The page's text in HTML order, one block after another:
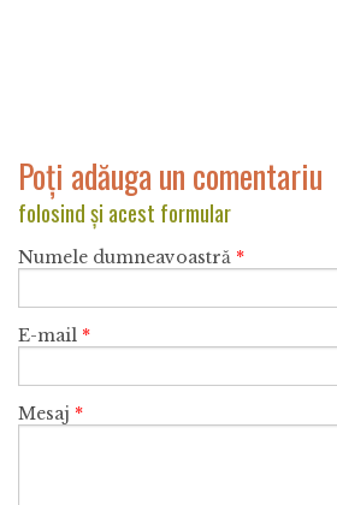
Poți adăuga un comentariu
folosind și acest formular
Numele dumneavoastră *
E-mail *
Mesaj *